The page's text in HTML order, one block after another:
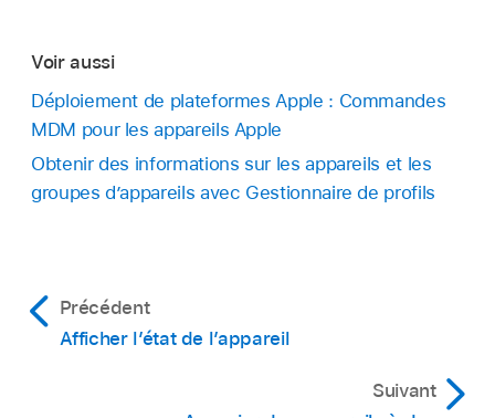
Voir aussi
Déploiement de plateformes Apple : Commandes
MDM pour les appareils Apple
Obtenir des informations sur les appareils et les
groupes d’appareils avec Gestionnaire de profils
Précédent
Afficher l’état de l’appareil
Suivant